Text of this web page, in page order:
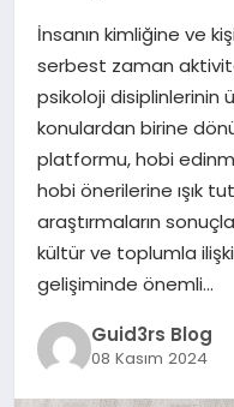
EKONOMI
MAGAZIN
EĞITIM
İnsanın kimliğine ve
serbest zaman
psikoloji disiplinlerinin
konulardan birine
platformu, hobi
hobi önerilerine ışık
araştırmaların
kültür ve toplumla
gelişiminde önemli…
Guid3rs Blog
08 Kasım 2024